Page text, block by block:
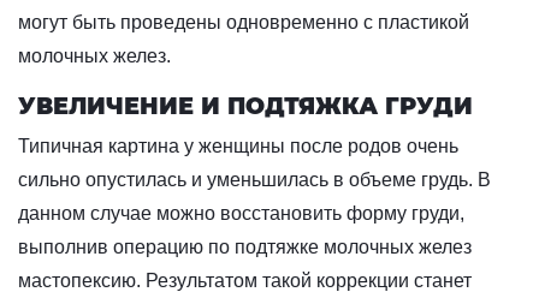
могут быть проведены одновременно с пластикой
молочных желез.
УВЕЛИЧЕНИЕ И ПОДТЯЖКА ГРУДИ
Типичная картина у женщины после родов очень
сильно опустилась и уменьшилась в объеме грудь. В
данном случае можно восстановить форму груди,
выполнив операцию по подтяжке молочных желез
мастопексию. Результатом такой коррекции станет